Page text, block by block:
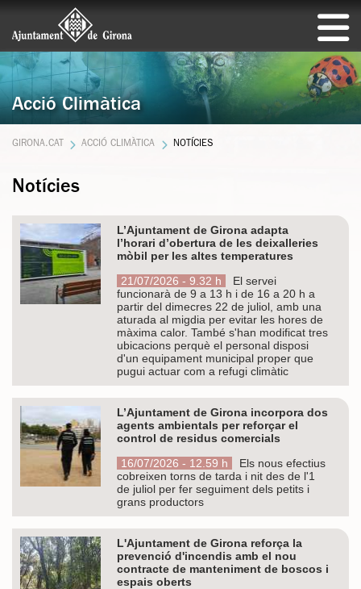
Acció Climàtica
GIRONA.CAT ACCIÓ CLIMÀTICA NOTÍCIES
Notícies
L’Ajuntament de Girona adapta
l’horari d’obertura de les deixalleries
mòbil per les altes temperatures
21/07/2026 - 9.32 h
El servei
funcionarà de 9 a 13 h i de 16 a 20 h a
partir del dimecres 22 de juliol, amb una
aturada al migdia per evitar les hores de
màxima calor. També s'han modificat tres
ubicacions perquè el personal disposi
d'un equipament municipal proper que
pugui actuar com a refugi climàtic
L’Ajuntament de Girona incorpora dos
agents ambientals per reforçar el
control de residus comercials
16/07/2026 - 12.59 h
Els nous efectius
cobreixen torns de tarda i nit des de l'1
de juliol per fer seguiment dels petits i
grans productors
L'Ajuntament de Girona reforça la
prevenció d'incendis amb el nou
contracte de manteniment de boscos i
espais oberts